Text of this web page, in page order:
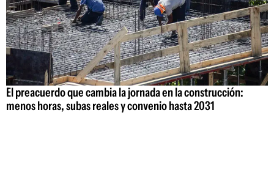
El preacuerdo que cambia la jornada en la construcción:
menos horas, subas reales y convenio hasta 2031